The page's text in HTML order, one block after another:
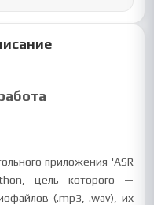
приложения 'ASR
цель которого —
(.mp3, .wav), их